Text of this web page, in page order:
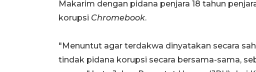
Makarim dengan pidana penjara 18 tahun
korupsi Chromebook.
"Menuntut agar terdakwa dinyatakan secara
tindak pidana korupsi secara bersama-sama,